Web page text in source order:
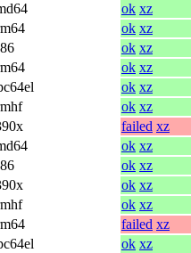
ok xz
ok xz
ok xz
ok xz
ok xz
ok xz
failed xz
ok xz
ok xz
ok xz
ok xz
failed xz
ok xz